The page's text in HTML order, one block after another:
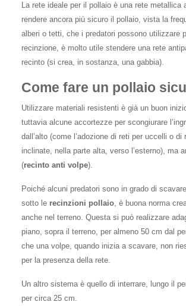
La rete ideale per il pollaio è una rete metallica
rendere ancora più sicuro il pollaio, vista la
alberi o tetti, che i predatori possono utilizzare
recinzione, è molto utile stendere una rete
recinto (si crea, in sostanza, una gabbia).
Come fare un pollaio
Utilizzare materiali resistenti è già un buon
tuttavia alcune accortezze per scongiurare
dall’alto (come l’adozione di reti per uccelli o di
inclinate, nella parte alta, verso l’esterno), ma
(recinto anti volpe).
Poiché alcuni predatori sono in grado di
sotto le recinzioni pollaio, è buona norma
anche nel terreno. Questa si può realizzare
piano, sopra il terreno, per almeno 50 cm dal
che una volpe, quando inizia a scavare, non
per la presenza della rete.
Un altro sistema è quello di interrare, lungo il
per circa 25 cm.